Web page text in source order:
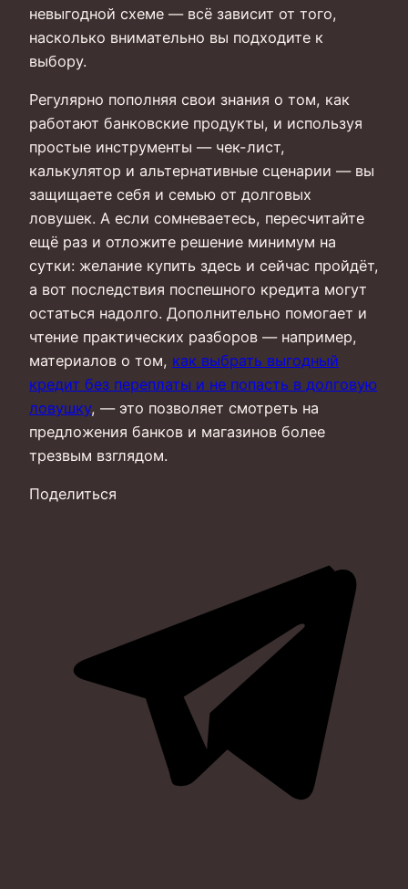
невыгодной схеме — всё зависит от того,
насколько внимательно вы подходите к
выбору.
Регулярно пополняя свои знания о том, как
работают банковские продукты, и используя
простые инструменты — чек-лист,
калькулятор и альтернативные сценарии — вы
защищаете себя и семью от долговых
ловушек. А если сомневаетесь, пересчитайте
ещё раз и отложите решение минимум на
сутки: желание купить здесь и сейчас пройдёт,
а вот последствия поспешного кредита могут
остаться надолго. Дополнительно помогает и
чтение практических разборов — например,
материалов о том, как выбрать выгодный
кредит без переплаты и не попасть в долговую
ловушку, — это позволяет смотреть на
предложения банков и магазинов более
трезвым взглядом.
Поделиться